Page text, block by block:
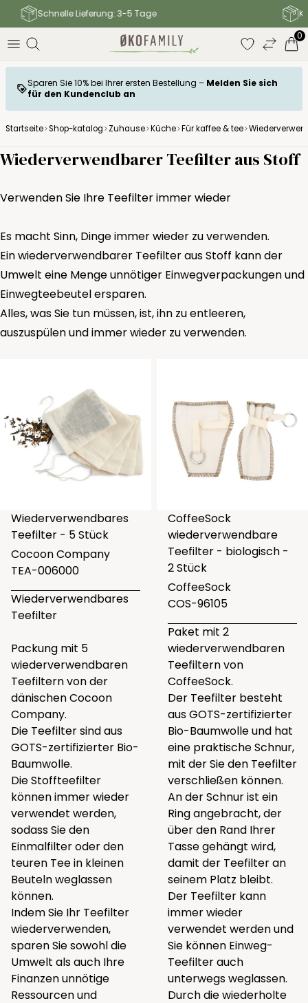
Kostenloser Versand zum Paketshop ab 120 €
0
Sparen Sie 10% bei Ihrer ersten Bestellung – Melden Sie sich
für den Kundenclub an
Startseite Shop-katalog Zuhause Küche Für kaffee & tee
Wiederverwendbarer Teefilter aus Stoff
Verwenden Sie Ihre Teefilter immer wieder
Es macht Sinn, Dinge immer wieder zu verwenden.
Ein wiederverwendbarer Teefilter aus Stoff kann der
Umwelt eine Menge unnötiger Einwegverpackungen und
Einwegteebeutel ersparen.
Alles, was Sie tun müssen, ist, ihn zu entleeren,
auszuspülen und immer wieder zu verwenden.
Wiederverwendbares
Teefilter - 5 Stück
Cocoon Company
TEA-006000
Wiederverwendbares
Teefilter
Packung mit 5
wiederverwendbaren
Teefiltern von der
dänischen Cocoon
Company.
Die Teefilter sind aus
GOTS-zertifizierter Bio-
Baumwolle.
Die Stoffteefilter
können immer wieder
verwendet werden,
sodass Sie den
Einmalfilter oder den
teuren Tee in kleinen
Beuteln weglassen
können.
Indem Sie Ihr Teefilter
wiederverwenden,
sparen Sie sowohl die
Umwelt als auch Ihre
Finanzen unnötige
Ressourcen und
CoffeeSock
wiederverwendbare
Teefilter - biologisch -
2 Stück
CoffeeSock
COS-96105
Paket mit 2
wiederverwendbaren
Teefiltern von
CoffeeSock.
Der Teefilter besteht
aus GOTS-zertifizierter
Bio-Baumwolle und hat
eine praktische Schnur,
mit der Sie den Teefilter
verschließen können.
An der Schnur ist ein
Ring angebracht, der
über den Rand Ihrer
Tasse gehängt wird,
damit der Teefilter an
seinem Platz bleibt.
Der Teefilter kann
immer wieder
verwendet werden und
Sie können Einweg-
Teefilter auch
unterwegs weglassen.
Durch die wiederholte